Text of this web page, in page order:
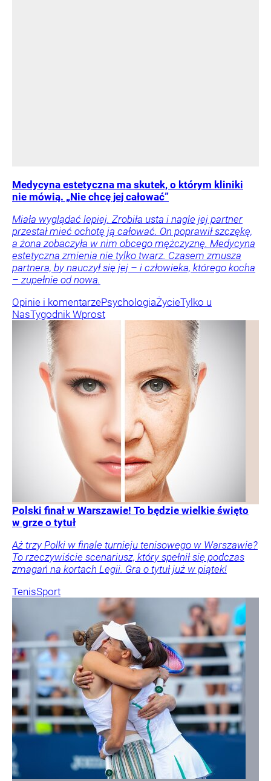
Medycyna estetyczna ma skutek, o którym kliniki
nie mówią. „Nie chcę jej całować”
Miała wyglądać lepiej. Zrobiła usta i nagle jej partner
przestał mieć ochotę ją całować. On poprawił szczękę,
a żona zobaczyła w nim obcego mężczyznę. Medycyna
estetyczna zmienia nie tylko twarz. Czasem zmusza
partnera, by nauczył się jej – i człowieka, którego kocha
– zupełnie od nowa.
Opinie i komentarzePsychologiaŻycieTylko u
NasTygodnik Wprost
Polski finał w Warszawie! To będzie wielkie święto
w grze o tytuł
Aż trzy Polki w finale turnieju tenisowego w Warszawie?
To rzeczywiście scenariusz, który spełnił się podczas
zmagań na kortach Legii. Gra o tytuł już w piątek!
TenisSport